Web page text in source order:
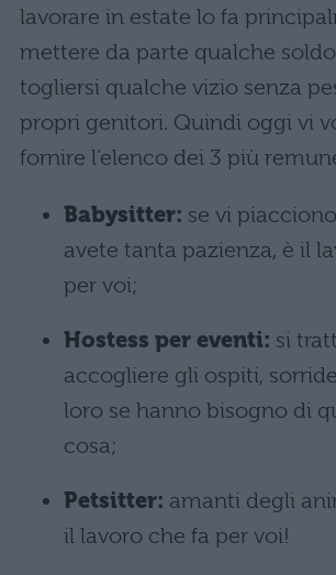
lavorare in estate lo fa
mettere da parte qualche
togliersi qualche vizio senza
propri genitori. Quindi oggi vi
fornire l’elenco dei 3 più
Babysitter: se vi
avete tanta pazienza, è il
per voi;
Hostess per eventi: si
accogliere gli ospiti,
loro se hanno bisogno di
cosa;
Petsitter: amanti degli
il lavoro che fa per voi!